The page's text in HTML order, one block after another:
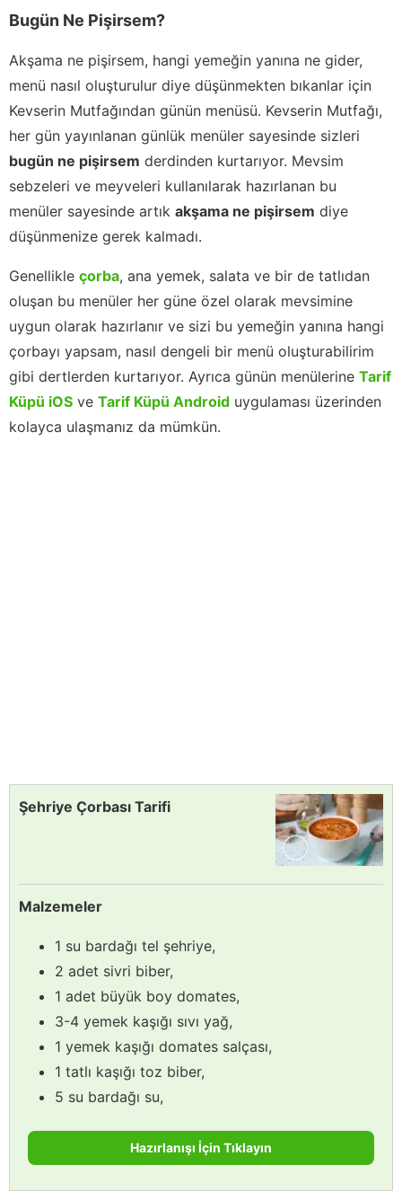
Bugün Ne Pişirsem?
Akşama ne pişirsem, hangi yemeğin yanına ne gider,
menü nasıl oluşturulur diye düşünmekten bıkanlar için
Kevserin Mutfağından günün menüsü. Kevserin Mutfağı,
her gün yayınlanan günlük menüler sayesinde sizleri
bugün ne pişirsem derdinden kurtarıyor. Mevsim
sebzeleri ve meyveleri kullanılarak hazırlanan bu
menüler sayesinde artık akşama ne pişirsem diye
düşünmenize gerek kalmadı.
Genellikle çorba, ana yemek, salata ve bir de tatlıdan
oluşan bu menüler her güne özel olarak mevsimine
uygun olarak hazırlanır ve sizi bu yemeğin yanına hangi
çorbayı yapsam, nasıl dengeli bir menü oluşturabilirim
gibi dertlerden kurtarıyor. Ayrıca günün menülerine Tarif
Küpü iOS ve Tarif Küpü Android uygulaması üzerinden
kolayca ulaşmanız da mümkün.
Şehriye Çorbası Tarifi
Malzemeler
1 su bardağı tel şehriye,
2 adet sivri biber,
1 adet büyük boy domates,
3-4 yemek kaşığı sıvı yağ,
1 yemek kaşığı domates salçası,
1 tatlı kaşığı toz biber,
5 su bardağı su,
Hazırlanışı İçin Tıklayın